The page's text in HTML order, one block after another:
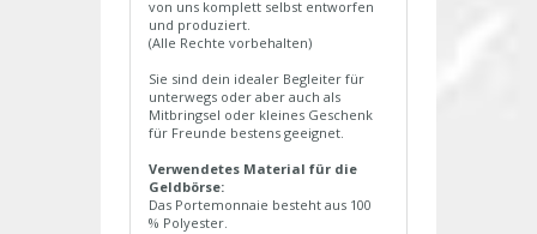
von uns komplett selbst entworfen
und produziert.
(Alle Rechte vorbehalten)
Sie sind dein idealer Begleiter für
unterwegs oder aber auch als
Mitbringsel oder kleines Geschenk
für Freunde bestens geeignet.
Verwendetes Material für die
Geldbörse:
Das Portemonnaie besteht aus 100
% Polyester.